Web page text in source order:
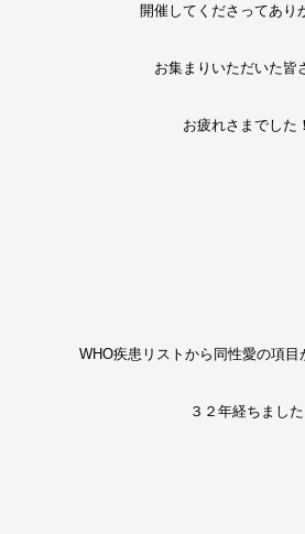
開催してくださってあり
お集まりいただいた皆
お疲れさまでした！
WHO疾患リストから同性愛の項目
３２年経ちました